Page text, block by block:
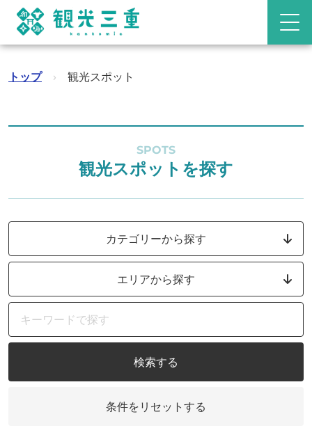
トップ › 観光スポット
SPOTS
観光スポットを探す
カテゴリーから探す
エリアから探す
検索する
条件をリセットする